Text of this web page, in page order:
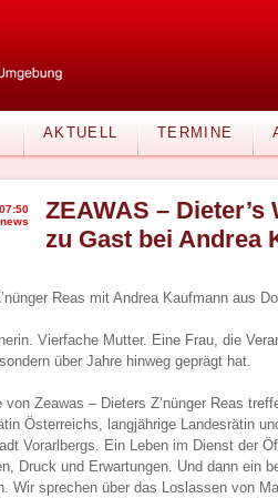
AKTUELL TERMINE
ZEAWAS –
zu Gast bei Andrea
Reas mit Andrea Kaufmann aus
Vierfache Mutter. Eine Frau, die
über Jahre hinweg geprägt hat.
von Zeawas – Dieters Z’nünger Reas
Österreichs, langjährige Landesrätin
Vorarlbergs. Ein Leben im Dienst der
Druck und Erwartungen. Und dann ein
Wir sprechen über das Loslassen von